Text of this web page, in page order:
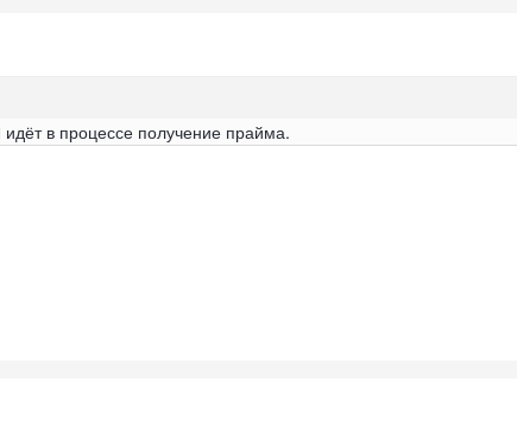
в процессе получение прайма.